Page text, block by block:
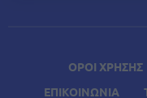
ΟΡΟΙ ΧΡΗΣΗΣ
ΕΠΙΚΟΙΝΩΝΙΑ